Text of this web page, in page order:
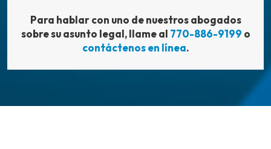
Para hablar con uno de nuestros abogados
sobre su asunto legal, llame al 770-886-9199 o
contáctenos en línea.